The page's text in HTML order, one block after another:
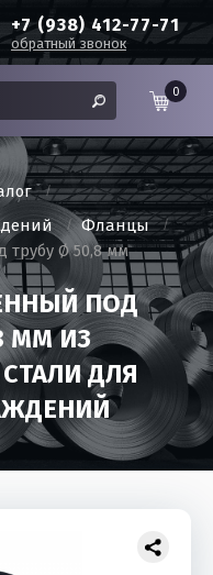
+7 (938) 412-77-71
обратный звонок
0
Фланцы
Ø 50,8 мм
ПОД
ММ ИЗ
ДЛЯ